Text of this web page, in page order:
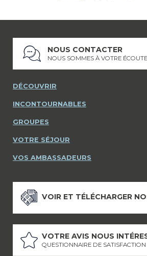
NOUS CONTACTER
NOUS SOMMES À VOTRE ÉCOUTE
DÉCOUVRIR
INCONTOURNABLES
GROUPES
VOTRE SÉJOUR
VOS AMBASSADEURS
VOIR ET TÉLÉCHARGER
VOTRE AVIS NOUS
QUESTIONNAIRE DE SATISFACTION